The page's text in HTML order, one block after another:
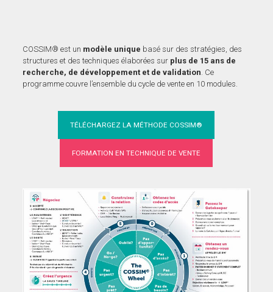
COSSIM® est un modèle unique basé sur des stratégies, des
structures et des techniques élaborées sur plus de 15 ans de
recherche, de développement et de validation . Ce
programme couvre l’ensemble du cycle de vente en 10 modules.
TÉLÉCHARGEZ LA MÉTHODE COSSIM®
FORMATION EN TECHNIQUE DE VENTE